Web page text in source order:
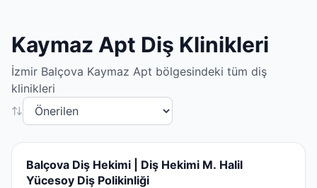
Kaymaz Apt Diş Klinikleri
İzmir Balçova Kaymaz Apt bölgesindeki tüm diş
klinikleri
B
Balçova Diş Hekimi | Diş Hekimi M. Halil
Yücesoy Diş Polikinliği